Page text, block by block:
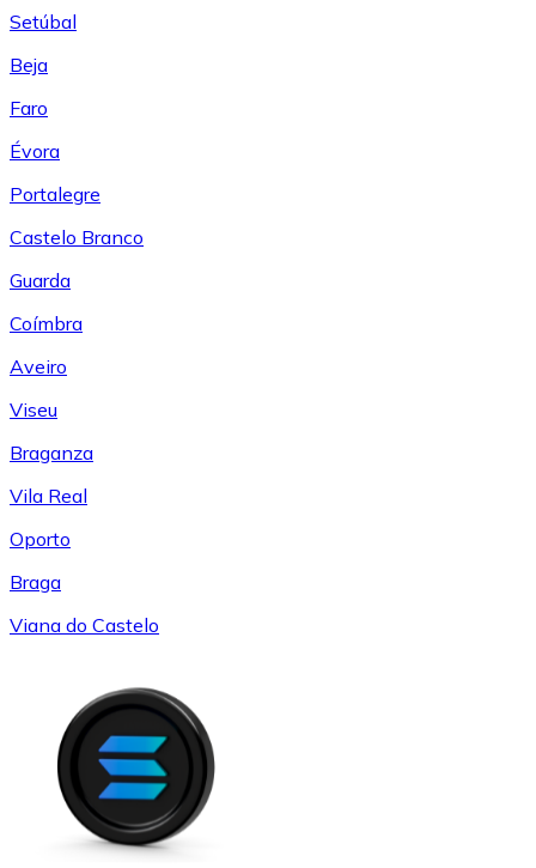
Setúbal
Beja
Faro
Évora
Portalegre
Castelo Branco
Guarda
Coímbra
Aveiro
Viseu
Braganza
Vila Real
Oporto
Braga
Viana do Castelo